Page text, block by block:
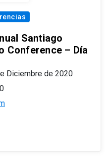
Santiago
Conference – Día
Diciembre de 2020